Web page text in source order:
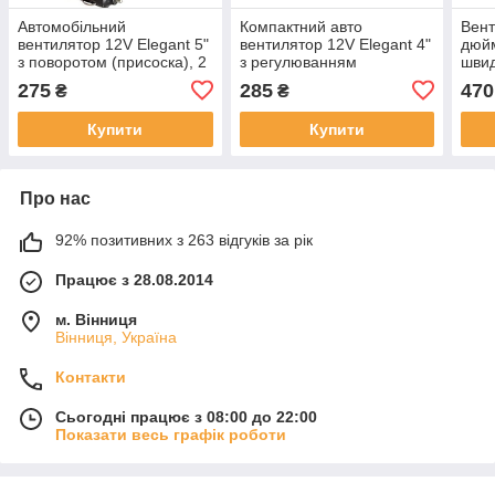
Автомобільний
вентилятор 12V Elegant 5"
з поворотом (присоска), 2
275 ₴
Купити
Компактний авто
вентилятор 12V Elegant 4"
з регулюванням
285₴
Купити
470
Про нас
92% позитивних з 263 відгуків за рік
Працює з 28.08.2014
м. Вінниця
Вінниця, Україна
Контакти
Сьогодні працює з 08:00 до 22:00
Показати весь графік роботи